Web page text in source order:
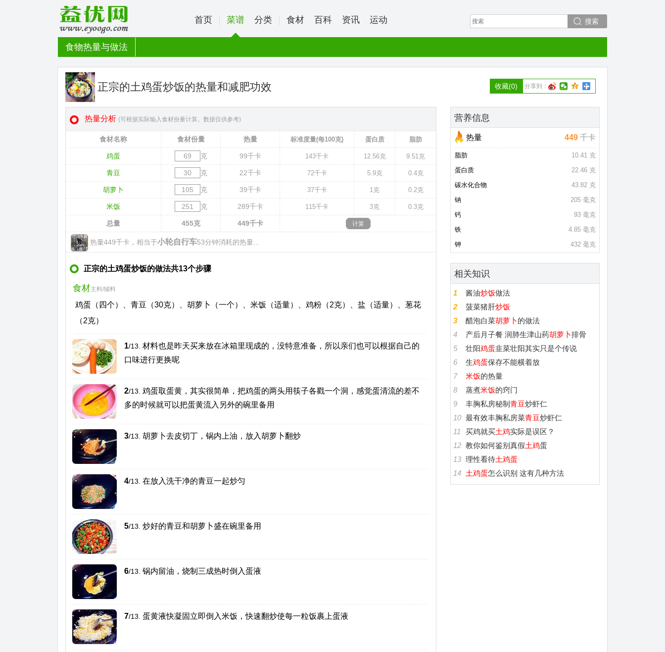
搜索
首页 菜谱 分类 食材 百科 资讯 运动
食物热量与做法
正宗的土鸡蛋炒饭的热量和减肥功效 分享到：
收藏(0)
热量分析 (可根据实际输入食材份量计算。数据仅供参考)
食材名称 食材份量 热量 标准度量(每100克) 蛋白质 脂肪
鸡蛋 克 99千卡 143千卡 12.56克 9.51克
青豆 克 22千卡 72千卡 5.9克 0.4克
胡萝卜 克 39千卡 37千卡 1克 0.2克
米饭 克 289千卡 115千卡 3克 0.3克
总量 455克 449千卡
热量449千卡，相当于小轮自行车53分钟消耗的热量...
正宗的土鸡蛋炒饭的做法共13个步骤
食材主料/辅料
鸡蛋（四个）、青豆（30克）、胡萝卜（一个）、米饭（适量）、鸡粉（2克）、盐（适量）、葱花
（2克）
1/13. 材料也是昨天买来放在冰箱里现成的，没特意准备，所以亲们也可以根据自己的
口味进行更换呢
2/13.
鸡蛋取蛋黄，其实很简单，把鸡蛋的两头用筷子各戳一个洞，感觉蛋清流的差不
多的时候就可以把蛋黄流入另外的碗里备用
3/13. 胡萝卜去皮切丁，锅内上油，放入胡萝卜翻炒
4/13. 在放入洗干净的青豆一起炒匀
5/13. 炒好的青豆和胡萝卜盛在碗里备用
6/13. 锅内留油，烧制三成热时倒入蛋液
7/13. 蛋黄液快凝固立即倒入米饭，快速翻炒使每一粒饭裹上蛋液
营养信息
热量 449千卡
脂肪
10.41 克
蛋白质
22.46 克
碳水化合物
43.82 克
钠
205 毫克
钙
93 毫克
铁
4.85 毫克
钾
432 毫克
相关知识
1 酱油炒饭做法
2
菠菜猪肝炒饭
3
醋泡白菜胡萝卜的做法
4
产后月子餐 润肺生津山药胡萝卜排骨
5
壮阳鸡蛋韭菜壮阳其实只是个传说
6
生鸡蛋保存不能横着放
7
米饭的热量
8
蒸煮米饭的窍门
9
丰胸私房秘制 青豆炒虾仁
10 最有效丰胸私房菜青豆炒虾仁
11
买鸡就买土鸡实际是误区？
12 教你如何鉴别真假土鸡蛋
13 理性看待土鸡蛋
14 土鸡蛋怎么识别 这有几种方法